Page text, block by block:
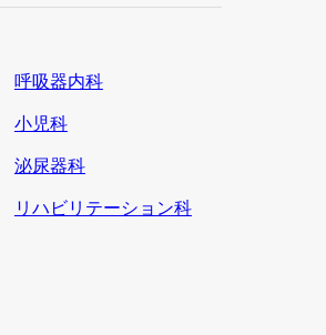
呼吸器内科
小児科
泌尿器科
リハビリテーション科